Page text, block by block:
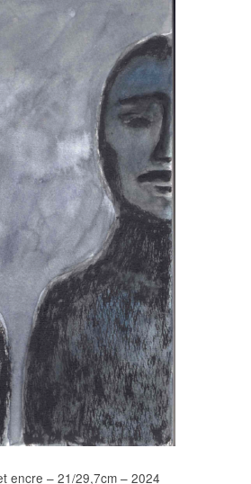
encre – 21/29,7cm – 2024